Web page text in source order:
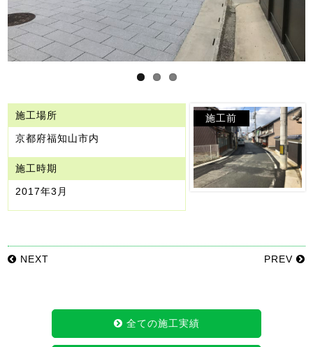
施工前
施工場所
京都府福知山市内
施工時期
2017年3月
NEXT PREV
全ての施工実績